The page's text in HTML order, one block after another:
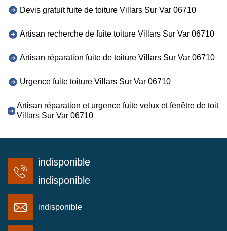
Devis gratuit fuite de toiture Villars Sur Var 06710
Artisan recherche de fuite toiture Villars Sur Var 06710
Artisan réparation fuite de toiture Villars Sur Var 06710
Urgence fuite toiture Villars Sur Var 06710
Artisan réparation et urgence fuite velux et fenêtre de toit
Villars Sur Var 06710
indisponible
indisponible
indisponible